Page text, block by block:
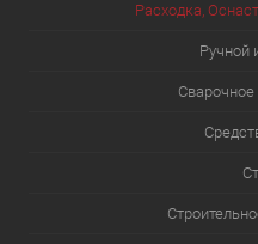
Расходка,
Ручной
Сварочное